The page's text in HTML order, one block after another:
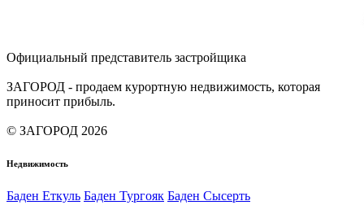
Официальный представитель застройщика
ЗАГОРОД - продаем курортную недвижимость, которая
приносит прибыль.
© ЗАГОРОД 2026
Недвижимость
Баден Еткуль Баден Тургояк Баден Сысерть